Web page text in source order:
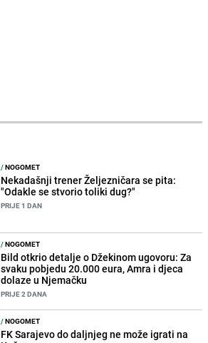
/NOGOMET
Nekadašnji trener Željezničara se pita:
"Odakle se stvorio toliki dug?"
PRIJE 1 DAN
/NOGOMET
Bild otkrio detalje o Džekinom ugovoru: Za
svaku pobjedu 20.000 eura, Amra i djeca
dolaze u Njemačku
PRIJE 2 DANA
/NOGOMET
FK Sarajevo do daljnjeg ne može igrati na